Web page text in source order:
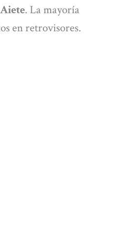
. La mayoría
en retrovisores.